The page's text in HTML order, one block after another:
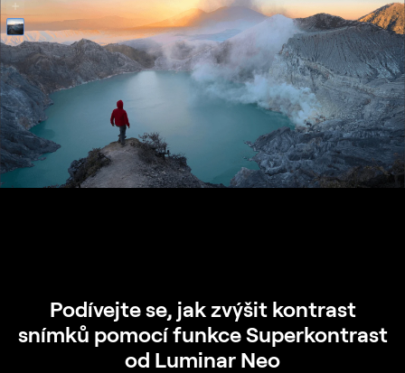
Podívejte se, jak zvýšit kontrast
snímků pomocí funkce Superkontrast
od Luminar Neo